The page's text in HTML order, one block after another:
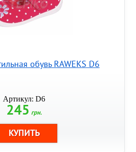
обувь RAWEKS D6
Артикул: D6
245 грн.